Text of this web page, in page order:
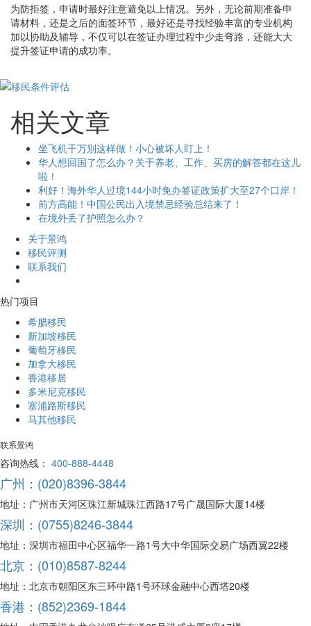
为防拒签，申请时最好注意避免以上情况。另外，无论前期准备申
请材料，还是之后的面签环节，最好还是寻找经验丰富的专业机构
加以协助及辅导，不仅可以在签证办理过程中少走弯路，还能大大
提升签证申请的成功率。
相关文章
坐飞机千万别这样做！小心被坏人盯上！
华人想回国了怎么办？关于养老、工作、买房的解答都在这儿
啦！
利好！海外华人过境144小时免办签证政策扩大至27个口岸！
前方高能！中国公民出入境禁忌经验总结来了！
在境外丢了护照怎么办？
关于景鸿
移民评测
联系我们
热门项目
希腊移民
新加坡移民
葡萄牙移民
加拿大移民
香港移居
多米尼克移民
塞浦路斯移民
马其他移民
联系景鸿
咨询热线： 400-888-4448
广州：(020)8396-3844
地址：广州市天河区珠江新城珠江西路17号广晟国际大厦14楼
深圳：(0755)8246-3844
地址：深圳市福田中心区福华一路1号大中华国际交易广场西翼22楼
北京：(010)8587-8244
地址：北京市朝阳区东三环中路1号环球金融中心西塔20楼
香港：(852)2369-1844